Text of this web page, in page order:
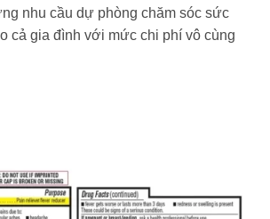
nhu cầu dự phòng chăm sóc sức
cả gia đình với mức chi phí vô cùng